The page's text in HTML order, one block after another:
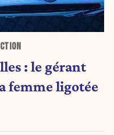
: le gérant
femme ligotée